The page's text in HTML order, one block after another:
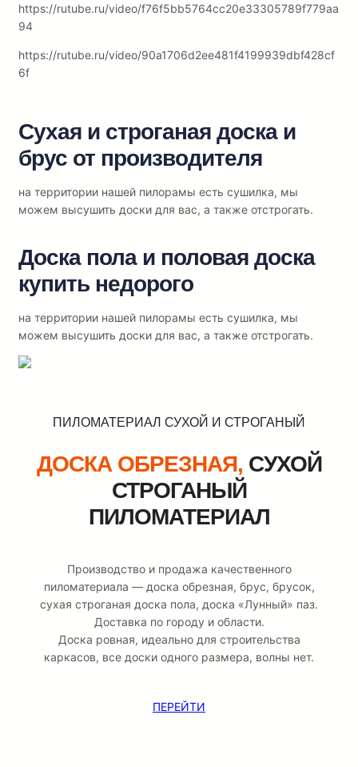
https://rutube.ru/video/f76f5bb5764cc20e33305789f779aa
94
https://rutube.ru/video/90a1706d2ee481f4199939dbf428cf
6f
Сухая и строганая доска и
брус от производителя
на территории нашей пилорамы есть сушилка, мы
можем высушить доски для вас, а также отстрогать.
Доска пола и половая доска
купить недорого
на территории нашей пилорамы есть сушилка, мы
можем высушить доски для вас, а также отстрогать.
ПИЛОМАТЕРИАЛ СУХОЙ И СТРОГАНЫЙ
ДОСКА ОБРЕЗНАЯ, СУХОЙ
СТРОГАНЫЙ
ПИЛОМАТЕРИАЛ
Производство и продажа качественного
пиломатериала — доска обрезная, брус, брусок,
сухая строганая доска пола, доска «Лунный» паз.
Доставка по городу и области.
Доска ровная, идеально для строительства
каркасов, все доски одного размера, волны нет.
ПЕРЕЙТИ